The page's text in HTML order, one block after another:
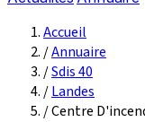
Accueil
/Annuaire
/Sdis 40
/Landes
/Centre